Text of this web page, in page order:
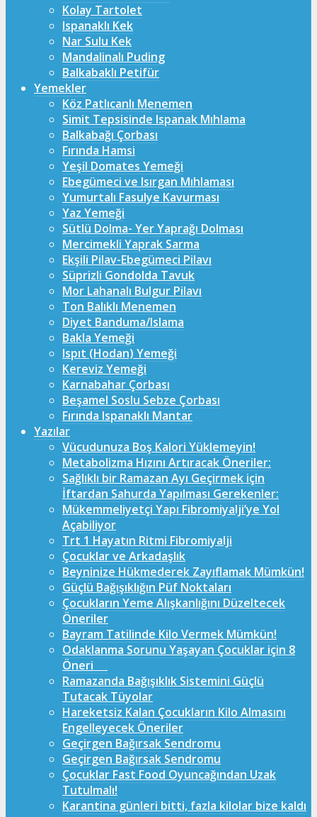
Kolay Tartolet
Ispanaklı Kek
Nar Sulu Kek
Mandalinalı Puding
Balkabaklı Petifür
Yemekler
Köz Patlıcanlı Menemen
Simit Tepsisinde Ispanak Mıhlama
Balkabağı Çorbası
Fırında Hamsi
Yeşil Domates Yemeği
Ebegümeci ve Isırgan Mıhlaması
Yumurtalı Fasulye Kavurması
Yaz Yemeği
Sütlü Dolma- Yer Yaprağı Dolması
Mercimekli Yaprak Sarma
Ekşili Pilav-Ebegümeci Pilavı
Süprizli Gondolda Tavuk
Mor Lahanalı Bulgur Pilavı
Ton Balıklı Menemen
Diyet Banduma/Islama
Bakla Yemeği
Ispıt (Hodan) Yemeği
Kereviz Yemeği
Karnabahar Çorbası
Beşamel Soslu Sebze Çorbası
Fırında Ispanaklı Mantar
Yazılar
Vücudunuza Boş Kalori Yüklemeyin!
Metabolizma Hızını Artıracak Öneriler:
Sağlıklı bir Ramazan Ayı Geçirmek için
İftardan Sahurda Yapılması Gerekenler:
Mükemmeliyetçi Yapı Fibromiyalji’ye Yol
Açabiliyor
Trt 1 Hayatın Ritmi Fibromiyalji
Çocuklar ve Arkadaşlık
Beyninize Hükmederek Zayıflamak Mümkün!
Güçlü Bağışıklığın Püf Noktaları
Çocukların Yeme Alışkanlığını Düzeltecek
Öneriler
Bayram Tatilinde Kilo Vermek Mümkün!
Odaklanma Sorunu Yaşayan Çocuklar için 8
Öneri
Ramazanda Bağışıklık Sistemini Güçlü
Tutacak Tüyolar
Hareketsiz Kalan Çocukların Kilo Almasını
Engelleyecek Öneriler
Geçirgen Bağırsak Sendromu
Geçirgen Bağırsak Sendromu
Çocuklar Fast Food Oyuncağından Uzak
Tutulmalı!
Karantina günleri bitti, fazla kilolar bize kaldı